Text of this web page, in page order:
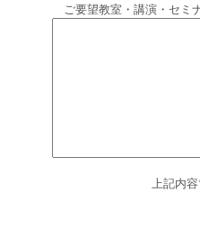
ご要望教室・講演・セ
上記内